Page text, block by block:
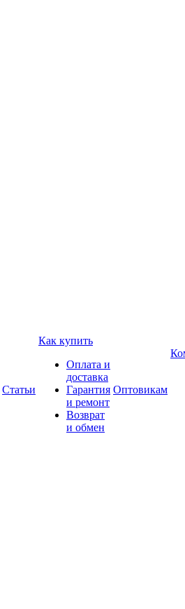
Статьи
Как купить
Оплата и
доставка
Гарантия
и ремонт
Возврат
и обмен
Оптовикам